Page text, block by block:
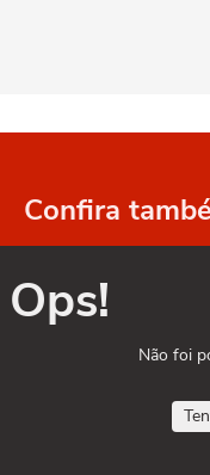
Confira
Ops!
Não foi